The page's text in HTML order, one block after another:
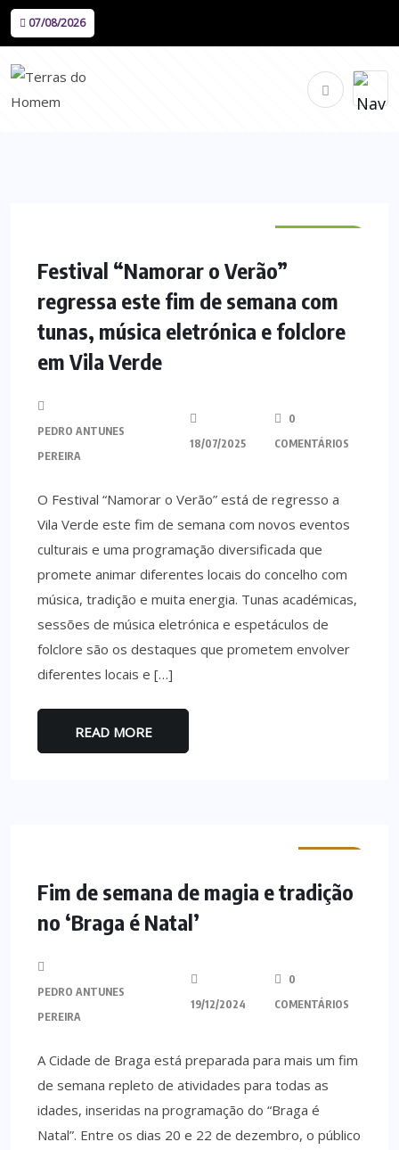
07/08/2026
Festival “Namorar o Verão”
regressa este fim de semana com
tunas, música eletrónica e folclore
em Vila Verde
PEDRO ANTUNES
PEREIRA
18/07/2025
0
COMENTÁRIOS
O Festival “Namorar o Verão” está de regresso a
Vila Verde este fim de semana com novos eventos
culturais e uma programação diversificada que
promete animar diferentes locais do concelho com
música, tradição e muita energia. Tunas académicas,
sessões de música eletrónica e espetáculos de
folclore são os destaques que prometem envolver
diferentes locais e […]
READ MORE
Fim de semana de magia e tradição
no ‘Braga é Natal’
PEDRO ANTUNES
PEREIRA
19/12/2024
0
COMENTÁRIOS
A Cidade de Braga está preparada para mais um fim
de semana repleto de atividades para todas as
idades, inseridas na programação do “Braga é
Natal”. Entre os dias 20 e 22 de dezembro, o público